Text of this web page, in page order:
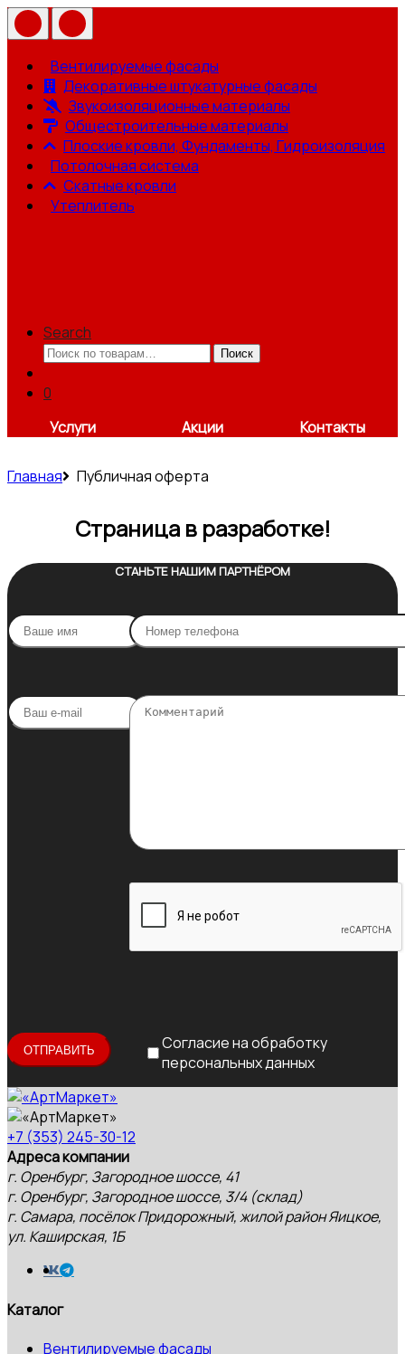
Вентилируемые фасады
Декоративные штукатурные фасады
Звукоизоляционные материалы
Общестроительные материалы
Плоские кровли, Фундаменты, Гидроизоляция
Потолочная система
Скатные кровли
Утеплитель
Search
Искать:
Поиск
0
Услуги
Акции Контакты
Главная Публичная оферта
Страница в разработке!
СТАНЬТЕ НАШИМ ПАРТНЁРОМ
Согласие на обработку
персональных данных
+7 (353) 245-30-12
Адреса компании
г. Оренбург, Загородное шоссе, 41
г. Оренбург, Загородное шоссе, 3/4 (склад)
г. Самара, посёлок Придорожный, жилой район Яицкое,
ул. Каширская, 1Б
Каталог
Вентилируемые фасады